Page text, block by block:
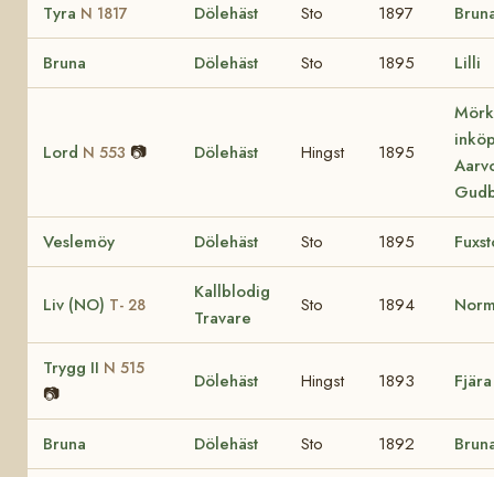
Tyra N 1817 Dölehäst Sto 1897
Bruna Dölehäst Sto 1895 Lilli
Lord N 553 📷 Dölehäst Hingst 1895
Veslemöy Dölehäst Sto 1895
Liv (NO) T- 28
Kallblodig
Travare
Sto 1894
Trygg II N 515
📷
Dölehäst Hingst 1893 Fjära
Bruna Dölehäst Sto 1892